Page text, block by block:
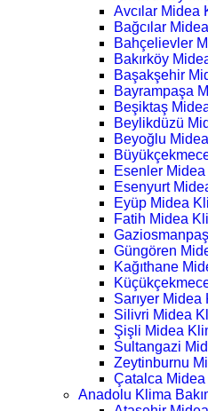
Avcılar Midea
Bağcılar
Bahçelievler
Bakırköy
Başakşehir
Bayrampaşa
Beşiktaş
Beylikdüzü
Beyoğlu
Esenler Midea
Esenyurt
Eyüp Midea
Fatih Midea
Güngören
Kağıthane
Sarıyer Midea
Silivri Midea
Şişli Midea
Sultangazi
Zeytinburnu
Çatalca Midea
Anadolu Klima